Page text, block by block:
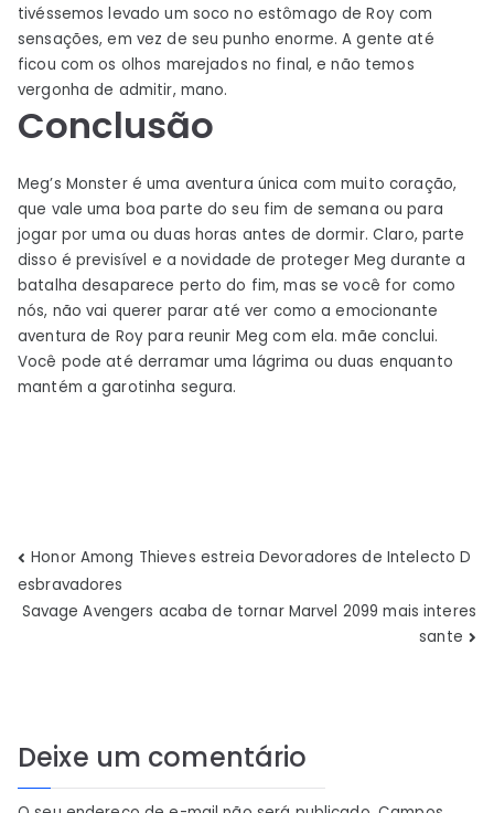
tivéssemos levado um soco no estômago de Roy com
sensações, em vez de seu punho enorme. A gente até
ficou com os olhos marejados no final, e não temos
vergonha de admitir, mano.
Conclusão
Meg’s Monster é uma aventura única com muito coração,
que vale uma boa parte do seu fim de semana ou para
jogar por uma ou duas horas antes de dormir. Claro, parte
disso é previsível e a novidade de proteger Meg durante a
batalha desaparece perto do fim, mas se você for como
nós, não vai querer parar até ver como a emocionante
aventura de Roy para reunir Meg com ela. mãe conclui.
Você pode até derramar uma lágrima ou duas enquanto
mantém a garotinha segura.
Navegação
de
Honor Among Thieves estreia Devoradores de Intelecto D
esbravadores
Savage Avengers acaba de tornar Marvel 2099 mais interes
sante
Deixe um comentário